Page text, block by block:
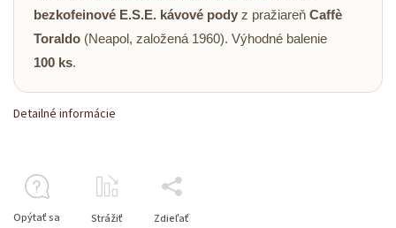
bezkofeinové E.S.E. kávové pody z pražiareň Caffè
Toraldo (Neapol, založená 1960). Výhodné balenie
100 ks.
Detailné informácie
Opýtať sa Strážiť Zdieľať